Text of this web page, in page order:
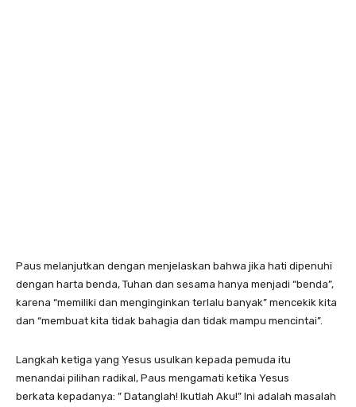
Paus melanjutkan dengan menjelaskan bahwa jika hati dipenuhi
dengan harta benda, Tuhan dan sesama hanya menjadi “benda”,
karena “memiliki dan menginginkan terlalu banyak” mencekik kita
dan “membuat kita tidak bahagia dan tidak mampu mencintai”.
Langkah ketiga yang Yesus usulkan kepada pemuda itu
menandai pilihan radikal, Paus mengamati ketika Yesus
berkata kepadanya: ” Datanglah! Ikutlah Aku!” Ini adalah masalah